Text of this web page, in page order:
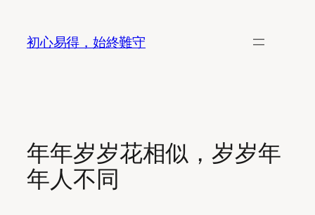
content
初心易得，始終難守
年年岁岁花相似，岁岁年
年人不同